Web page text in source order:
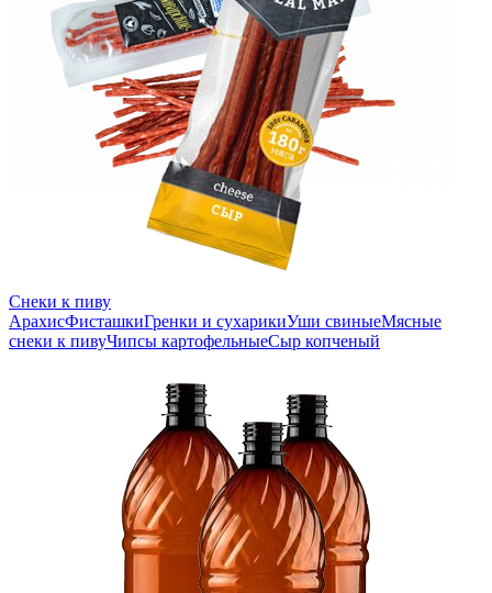
Снеки к пиву
АрахисФисташкиГренки и сухарикиУши свиныеМясные
снеки к пивуЧипсы картофельныеСыр копченый